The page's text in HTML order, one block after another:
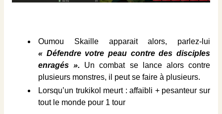
Oumou Skaille apparait alors, parlez-lui
« Défendre votre peau contre des disciples
enragés ». Un combat se lance alors contre
plusieurs monstres, il peut se faire à plusieurs.
Lorsqu’un trukikol meurt : affaibli + pesanteur sur
tout le monde pour 1 tour